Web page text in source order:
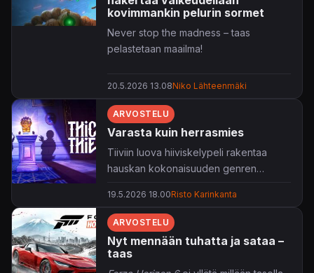
kovimmankin pelurin sormet
Never stop the madness – taas
pelastetaan maailma!
20.5.2026 13.08Niko Lähteenmäki
ARVOSTELU
Varasta kuin herrasmies
Tiiviin luova hiiviskelypeli rakentaa
hauskan kokonaisuuden genren
19.5.2026 18.00Risto Karinkanta
ARVOSTELU
Nyt mennään tuhatta ja sataa –
taas